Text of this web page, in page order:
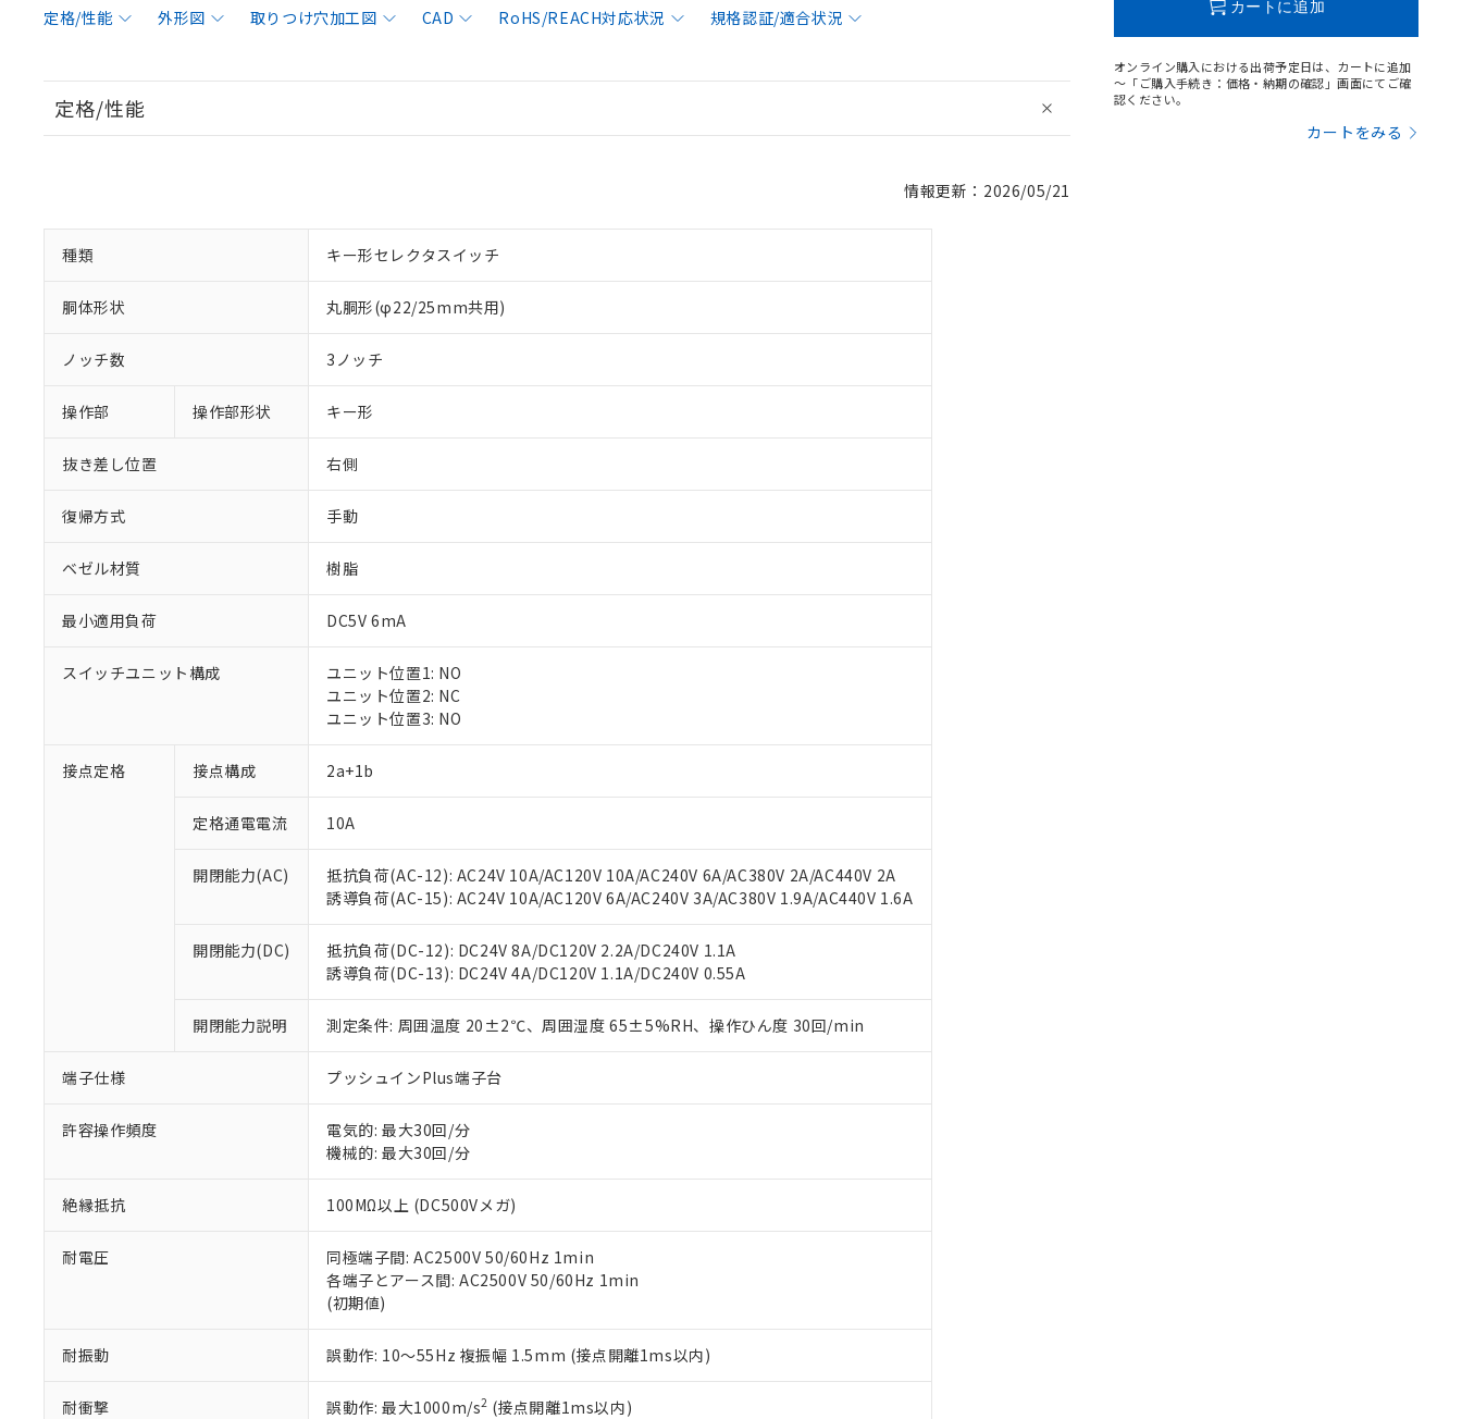
定格/性能 外形図 取りつけ穴加工図 CAD RoHS/REACH対応状況 規格認証/適合状況
定格/性能
情報更新：2026/05/21
種類 キー形セレクタスイッチ
胴体形状 丸胴形(φ22/25mm共用)
ノッチ数 3ノッチ
操作部 操作部形状 キー形
抜き差し位置 右側
復帰方式 手動
ベゼル材質 樹脂
最小適用負荷 DC5V 6mA
スイッチユニット構成
ユニット位置1: NO
ユニット位置2: NC
ユニット位置3: NO
接点定格 接点構成 2a+1b
定格通電電流 10A
開閉能力(AC)
抵抗負荷(AC-12): AC24V 10A/AC120V 10A/AC240V 6A/AC380V 2A/AC440V 2A
誘導負荷(AC-15): AC24V 10A/AC120V 6A/AC240V 3A/AC380V 1.9A/AC440V 1.6A
開閉能力(DC)
抵抗負荷(DC-12): DC24V 8A/DC120V 2.2A/DC240V 1.1A
誘導負荷(DC-13): DC24V 4A/DC120V 1.1A/DC240V 0.55A
開閉能力説明 測定条件: 周囲温度 20±2℃、周囲湿度 65±5%RH、操作ひん度 30回/min
端子仕様 プッシュインPlus端子台
許容操作頻度
電気的: 最大30回/分
機械的: 最大30回/分
絶縁抵抗 100MΩ以上 (DC500Vメガ)
耐電圧
同極端子間: AC2500V 50/60Hz 1min
各端子とアース間: AC2500V 50/60Hz 1min
(初期値)
耐振動 誤動作: 10～55Hz 複振幅 1.5mm (接点開離1ms以内)
耐衝撃 誤動作: 最大1000m/s2 (接点開離1ms以内)
カートに追加
オンライン購入における出荷予定日は、カートに追加
～「ご購入手続き：価格・納期の確認」画面にてご確
認ください。
カートをみる
ご利用条件
以下の条件をお読みいただき、同意のうえご利用ください。
本サービスは、当社制御機器事業取扱商品の当社在庫状況および標準価格(税抜)を提供させていただ
くものです。
当社制御機器事業取扱商品の中には、本サービスの対象外となる商品もあることをご了承ください。
在庫状況および標準価格照会結果は、記載している更新日時点での社内データに基づき作成されるも
い。
正式な納期状況および標準価格はお客様のお取引先、またはお客様担当のオムロン制御機器販売店・
当社販売員にご相談ください。
オムロン制御機器販売店や当社販売拠点は「販売ネットワーク
」をご確認ください。
在庫状況および標準価格結果を当社の事前の承諾なく第三者に漏洩または開示しないようお願いしま
す。
ている必要があります。
お客様が当ウェブサイト上で当社にご登録された部品リストについて、当社および当社の共同利用者
さい。
※当社の共同利用者とは、"個人情報の共同利用に関して"
※1 対応状況
対応済み：EU RoHS指令（10物質）の非含有に対応した製品が提供可能な商品です。
対応予定：EU RoHS指令（10物質）の非含有に対応した製品に切り替える予定のある商品です。
非該当品：ライセンス料など無形物で、有害物質有無と関係のない商品です。
仕入先様の事情により、非含有部品としていたものが、含有品と判明した場合などやむを得ず変更すること
があります。
*EU RoHS指令（10物質）：
六価クロム(Cr(Ⅵ)) 1000ppm以下、ポリ臭化ビフェニル類(PBB) 1000ppm以下、ポリ臭化ジフェニルエーテル類(PBDE) 1000ppm以下、
フタル酸ビス(2-エチルヘキシル) (DEHP)(別名：DOP) 1000ppm以下、フタル酸ブチルベンジル（BBP） 1000ppm以下、フタル酸ジブチ
ル（DBP） 1000ppm以下、フタル酸ジイソブチル (DIBP) 1000ppm以下
但し、RoHS指令で産業用監視および制御機器に対する適用除外項目は除く。
フタル酸エステル類の４物質については閾値を超える意図的な使用がないことを確認しています。
※2 対応予定月
部品在庫の切り替え状況などにより、予定月が前後することがあります。
※3 非含有証明書ダウンロード
下記の非含有証明書をダウンロードすることができます。
EU RoHS指令（10物質）の非含有証明書
51物質の非含有証明書（当社基準）
※本証明書は発行日時点で非含有を証明するもので、過去に遡って非含有を証明するものではありません。
また、RoHS指令のフタル酸エステル類４物質の対応では、対応完了までの期間は出荷製品に未対応品が
混在することから備考欄に対応日を記載しておりました。
※1 中国RoHS○×表
「○」：最大均質材料含有率が中国RoHSの基準値以下であることを示します。
「×」：最大均質材料含有率が中国RoHSの基準値を超えていることを示します。
*中国RoHS10物質の基準値 (GB/T26572)：
Pb(鉛) :1000ppm、 Hg(水銀) : 1000ppm、 Cd(カドミウム) : 100ppm、
Cr(Ⅵ)(六価クロム) : 1000ppm、 PBBs(ポリ臭化ビフェニル類) : 1000ppm、 PBDEs(ポリ臭化ジフェニルエーテル類) : 1000ppm、
DBP(フタル酸ジブチル) : 1000ppm、 DIBP(フタル酸ジイソブチル) : 1000ppm、 BBP(フタル酸ブチルベンジル) : 1000ppm、
DEHP(フタル酸ビス(2-エチルヘキシル)) : 1000ppm
※2 環境保護使用期限
「ｅ」：有害物質（10物質）のすべてが基準値以下であることを示します。
「10」：通常の使用状況下において有害物質が外部に漏えいし、環境に深刻な影響を及ぼさない年数を意
味します。
当社は、これら貴社製品のうち、外国為替および外国貿易法に定める商品（以下｢規制貨物等」とい
う）を輸出または国外への提供する場合は、日本国政府の輸出許可(または役務取引許可)を取得する
などの必要な手続きをとります。
ます。
当社は貴社製品を、核兵器、ミサイル、化学兵器、生物兵器またはその他武器並びにこれらの製造装
当社は、貴社製品を第三者に販売する場合は、上記1、2および3の内容を当該第三者に通知します。
また当社は、販売先および販売に係わる関係者が違法に輸出するおそれがある場合は、取り引きをい
たしません。
記
号
説明
○ 一定数以上の在庫あり
△ 一定数には満たないが在庫あり
－
在庫なし(最新の在庫状況については、お客様のお取引先、またはお客様担当のオムロン制御
機器販売店・当社販売員にご確認ください)
空
白
受注生産機種、また在庫状況の情報を公開していない機種